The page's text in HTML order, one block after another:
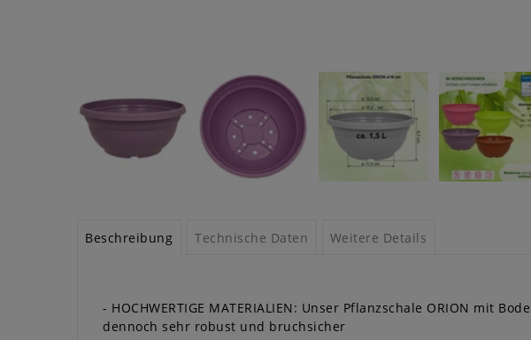
Beschreibung Technische Daten Weitere Details
- HOCHWERTIGE MATERIALIEN: Unser Pflanzschale ORION mit
dennoch sehr robust und bruchsicher